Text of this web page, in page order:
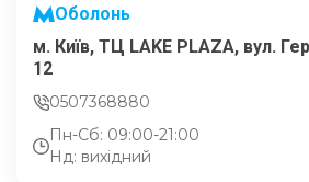
Оболонь
м. Київ, ТЦ LAKE PLAZA, вул.
12
0507368880
Пн-Сб: 09:00-21:00
Нд: вихідний